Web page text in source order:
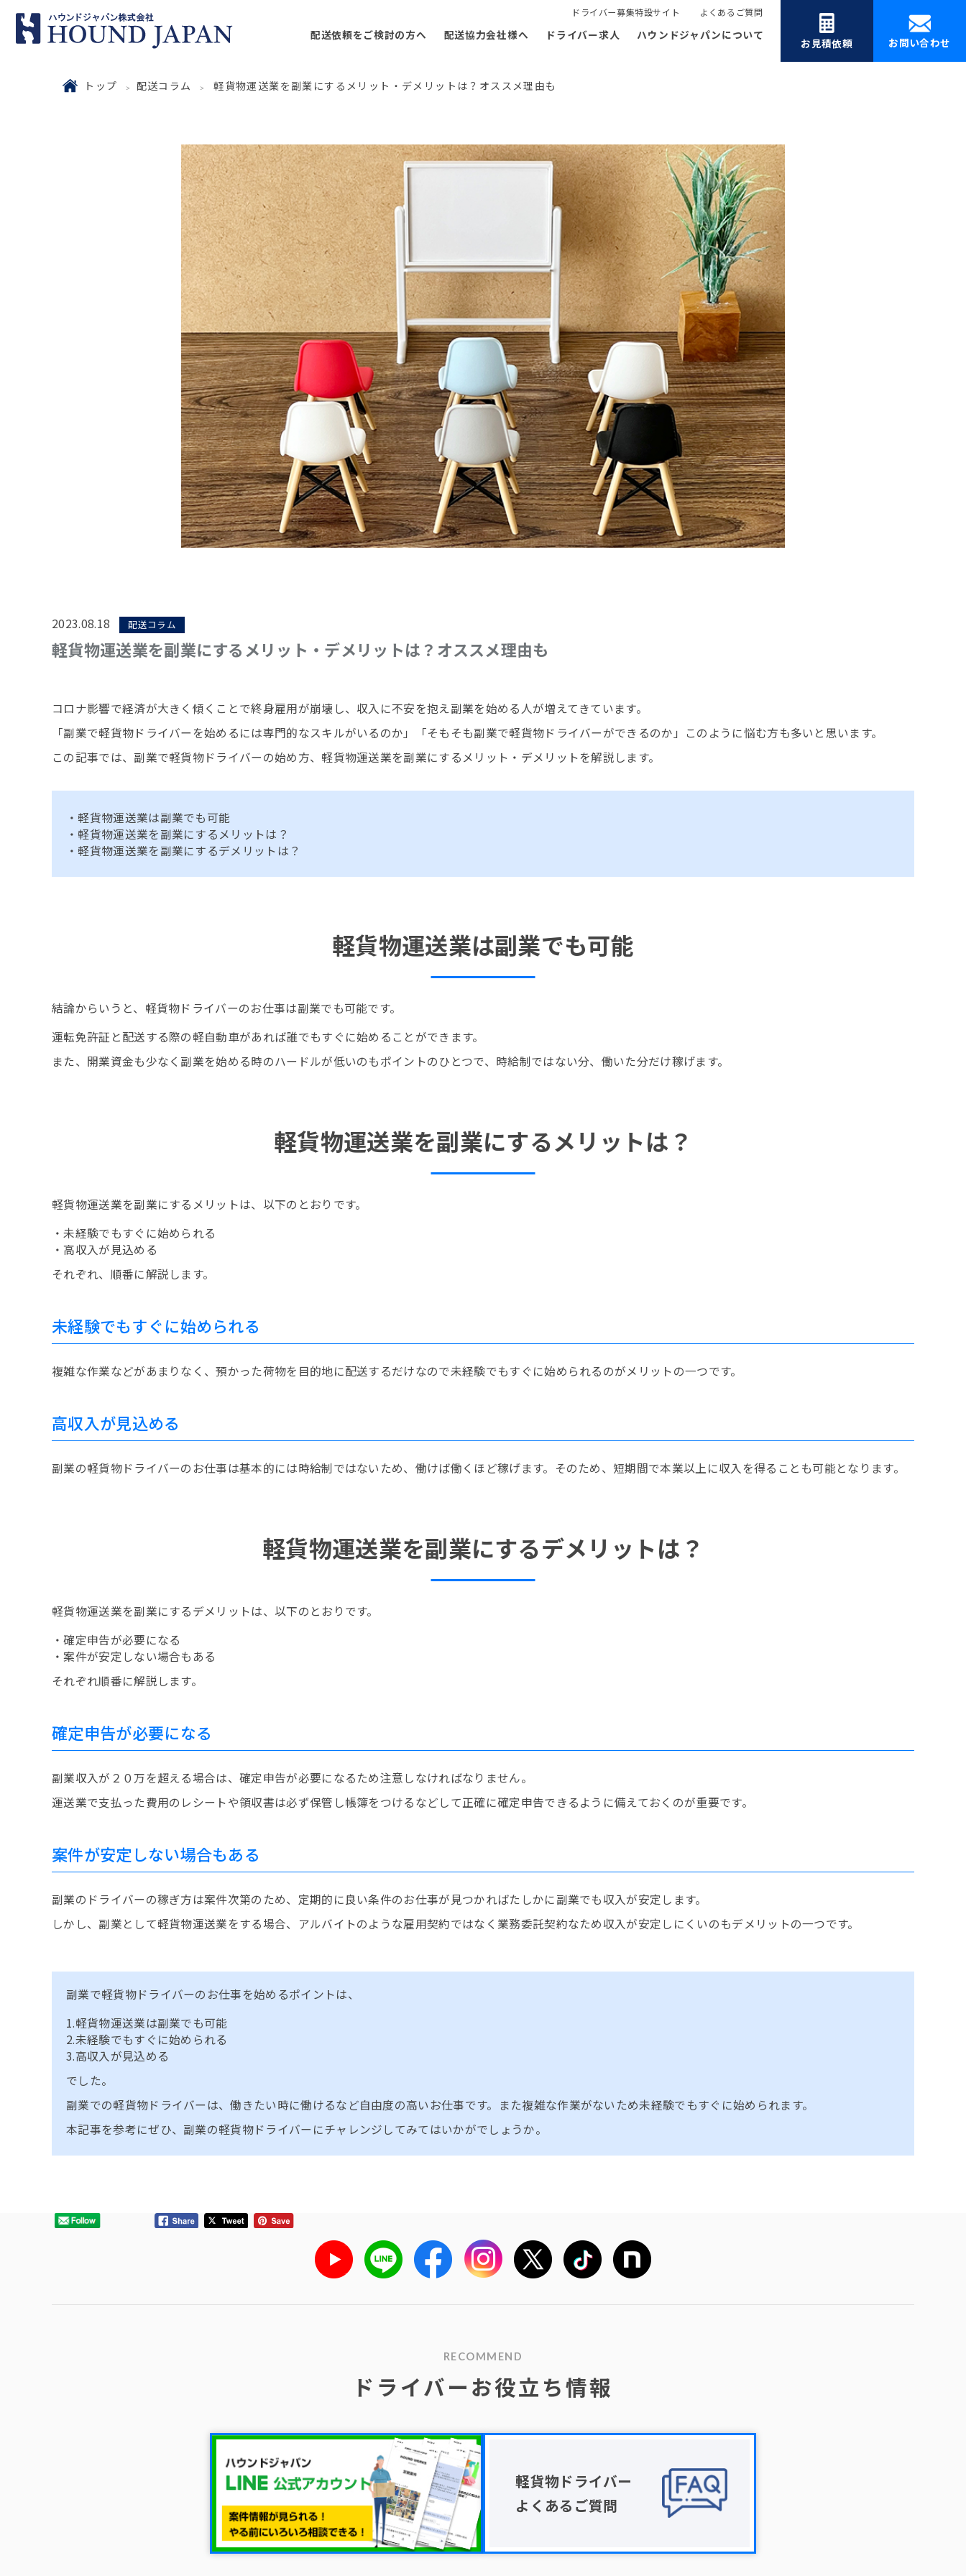
ドライバー募集特設サイト よくあるご質問
配送依頼をご検討の方へ 配送協力会社様へ ドライバー求人 ハウンドジャパンについて
お見積依頼 お問い合わせ
トップ 配送コラム 軽貨物運送業を副業にするメリット・デメリットは？オススメ理由も
2023.08.18 配送コラム
軽貨物運送業を副業にするメリット・デメリットは？オススメ理由も
コロナ影響で経済が大きく傾くことで終身雇用が崩壊し、収入に不安を抱え副業を始める人が増えてきています。
「副業で軽貨物ドライバーを始めるには専門的なスキルがいるのか」「そもそも副業で軽貨物ドライバーができるのか」このように悩む方も多いと思います。
この記事では、副業で軽貨物ドライバーの始め方、軽貨物運送業を副業にするメリット・デメリットを解説します。
・軽貨物運送業は副業でも可能
・軽貨物運送業を副業にするメリットは？
・軽貨物運送業を副業にするデメリットは？
軽貨物運送業は副業でも可能
結論からいうと、軽貨物ドライバーのお仕事は副業でも可能です。
運転免許証と配送する際の軽自動車があれば誰でもすぐに始めることができます。
また、開業資金も少なく副業を始める時のハードルが低いのもポイントのひとつで、時給制ではない分、働いた分だけ稼げます。
軽貨物運送業を副業にするメリットは？
軽貨物運送業を副業にするメリットは、以下のとおりです。
・未経験でもすぐに始められる
・高収入が見込める
それぞれ、順番に解説します。
未経験でもすぐに始められる
複雑な作業などがあまりなく、預かった荷物を目的地に配送するだけなので未経験でもすぐに始められるのがメリットの一つです。
高収入が見込める
副業の軽貨物ドライバーのお仕事は基本的には時給制ではないため、働けば働くほど稼げます。そのため、短期間で本業以上に収入を得ることも可能となります。
軽貨物運送業を副業にするデメリットは？
軽貨物運送業を副業にするデメリットは、以下のとおりです。
・確定申告が必要になる
・案件が安定しない場合もある
それぞれ順番に解説します。
確定申告が必要になる
副業収入が２０万を超える場合は、確定申告が必要になるため注意しなければなりません。
運送業で支払った費用のレシートや領収書は必ず保管し帳簿をつけるなどして正確に確定申告できるように備えておくのが重要です。
案件が安定しない場合もある
副業のドライバーの稼ぎ方は案件次第のため、定期的に良い条件のお仕事が見つかればたしかに副業でも収入が安定します。
しかし、副業として軽貨物運送業をする場合、アルバイトのような雇用契約ではなく業務委託契約なため収入が安定しにくいのもデメリットの一つです。
副業で軽貨物ドライバーのお仕事を始めるポイントは、
1.軽貨物運送業は副業でも可能
2.未経験でもすぐに始められる
3.高収入が見込める
でした。
副業での軽貨物ドライバーは、働きたい時に働けるなど自由度の高いお仕事です。また複雑な作業がないため未経験でもすぐに始められます。
本記事を参考にぜひ、副業の軽貨物ドライバーにチャレンジしてみてはいかがでしょうか。
RECOMMEND
ドライバーお役立ち情報
軽貨物ドライバー
よくあるご質問